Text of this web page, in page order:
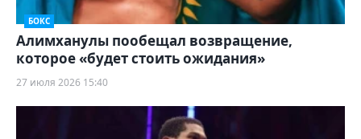
БОКС
Алимханулы пообещал возвращение,
которое «будет стоить ожидания»
27 июля 2026 15:40